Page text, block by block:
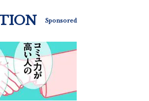
Sponsored